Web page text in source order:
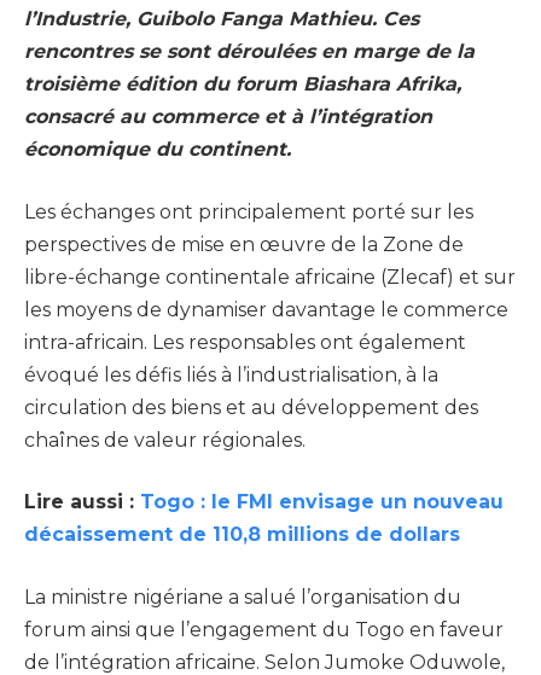
l’Industrie, Guibolo Fanga Mathieu. Ces
rencontres se sont déroulées en marge de la
troisième édition du forum Biashara Afrika,
consacré au commerce et à l’intégration
économique du continent.
Les échanges ont principalement porté sur les
perspectives de mise en œuvre de la Zone de
libre-échange continentale africaine (Zlecaf) et sur
les moyens de dynamiser davantage le commerce
intra-africain. Les responsables ont également
évoqué les défis liés à l’industrialisation, à la
circulation des biens et au développement des
chaînes de valeur régionales.
Lire aussi : Togo : le FMI envisage un nouveau
décaissement de 110,8 millions de dollars
La ministre nigériane a salué l’organisation du
forum ainsi que l’engagement du Togo en faveur
de l’intégration africaine. Selon Jumoke Oduwole,